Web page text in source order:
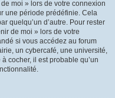
moi » lors de votre connexion
une période prédéfinie. Cela
quelqu’un d’autre. Pour rester
de moi » lors de votre
si vous accédez au forum
un cybercafé, une université,
cocher, il est probable qu’un